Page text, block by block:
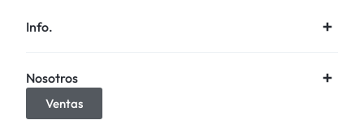
Info.
Nosotros
Ventas